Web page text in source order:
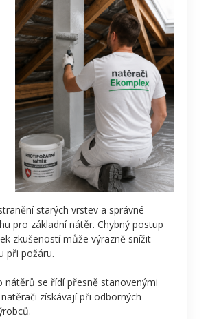
starých vrstev a správné
pro základní nátěr. Chybný postup
zkušeností může výrazně snížit
při požáru.
nátěrů se řídí přesně stanovenými
získávají při odborných